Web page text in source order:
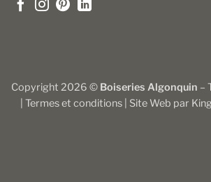
Copyright 2026 © Boiseries Algonquin –
Termes et conditions| Site Web par